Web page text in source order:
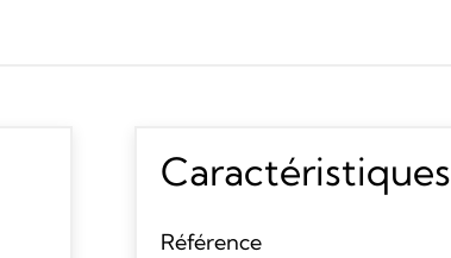
Caractéristiques
Référence